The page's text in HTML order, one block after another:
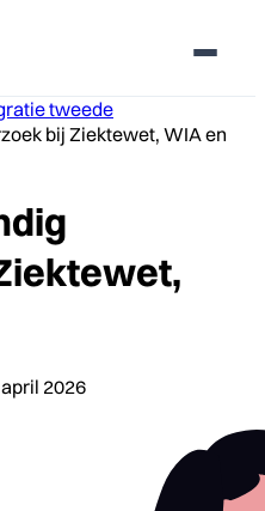
tweede
bij Ziektewet, WIA en
2026